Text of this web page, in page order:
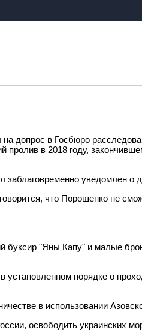
допрос в Госбюро
пролив в 2018 году,
уведомлен о
что Порошенко не
буксир "Яны Капу" и малые
установленном порядке о
в использовании
освободить украинских